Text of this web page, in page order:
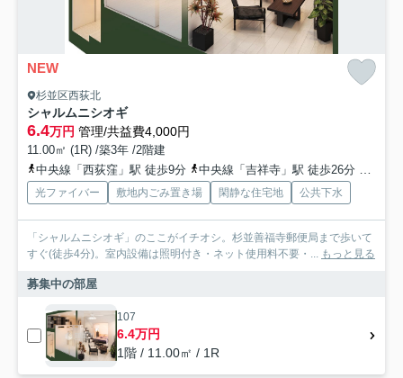
NEW
杉並区西荻北
シャルムニシオギ
6.4万円 管理/共益費4,000円
11.00㎡ (1R) /築3年 /2階建
中央線「西荻窪」駅 徒歩9分
中央線「吉祥寺」駅 徒歩26分 京王
光ファイバー 敷地内ごみ置き場 閑静な住宅地 公共下水
「シャルムニシオギ」のここがイチオシ。杉並善福寺郵便局まで歩いて
すぐ(徒歩4分)。室内設備は照明付き・ネット使用料不要・... もっと見る
募集中の部屋
107
6.4万円
1階 / 11.00㎡ / 1R